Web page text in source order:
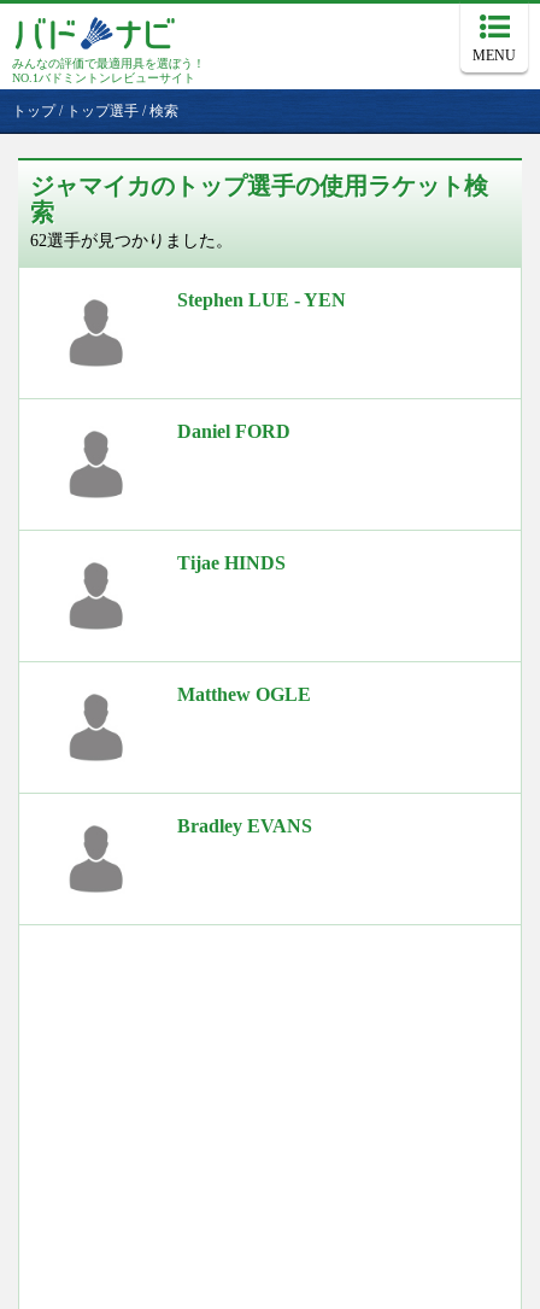
みんなの評価で最適用具を選ぼう！
NO.1バドミントンレビューサイト
MENU
トップ/ トップ選手 /検索
ジャマイカのトップ選手の使用ラケット検
索
62選手が見つかりました。
Stephen LUE - YEN
Daniel FORD
Tijae HINDS
Matthew OGLE
Bradley EVANS